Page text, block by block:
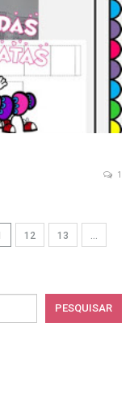
1
12 13 …
PESQUISAR